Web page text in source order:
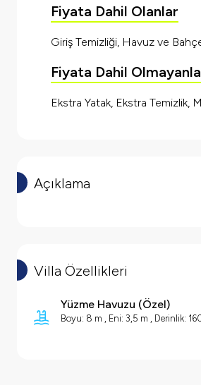
Fiyata Dahil Olanlar
Giriş Temizliği, Havuz ve Bahçe
Fiyata Dahil
Ekstra Yatak, Ekstra Temizlik,
Açıklama
Villa Özellikleri
Yüzme Havuzu (Özel)
Boyu: 8 m , Eni: 3,5 m , Derinlik: